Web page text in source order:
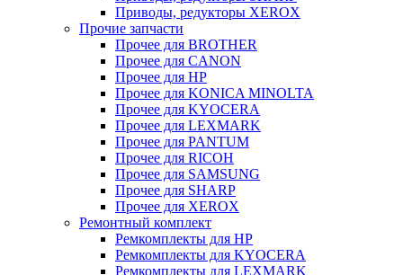
Приводы, редукторы XEROX
Прочие запчасти
Прочее для BROTHER
Прочее для CANON
Прочее для HP
Прочее для KONICA MINOLTA
Прочее для KYOCERA
Прочее для LEXMARK
Прочее для PANTUM
Прочее для RICOH
Прочее для SAMSUNG
Прочее для SHARP
Прочее для XEROX
Ремонтный комплект
Ремкомплекты для HP
Ремкомплекты для KYOCERA
Ремкомплекты для LEXMARK